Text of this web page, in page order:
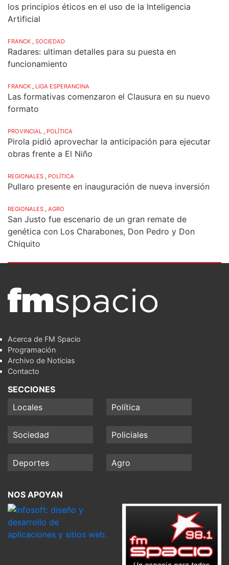
los principios éticos en el uso de la Inteligencia
Artificial
FRANCK , SOCIEDAD
Radares: ultiman detalles para su puesta en
funcionamiento
FRANCK , LIGA ESPERANCINA
Las formativas comenzaron el Clausura en su nuevo
formato
PROVINCIAL , POLÍTICA
Pirola pidió aprovechar la anticipación para ejecutar
obras frente a El Niño
REGIONALES , POLÍTICA
Pullaro presente en inauguración de nueva inversión
REGIONALES , AGRO
San Justo fue escenario de un gran remate de
genética con Los Charabones, Don Pedro y Don
Chiquito
Acerca de FM Spacio
Programación
Archivo de Noticias
Contacto
SECCIONES
Locales
Política
Sociedad Policiales
Deportes Agro
NOS APOYAN